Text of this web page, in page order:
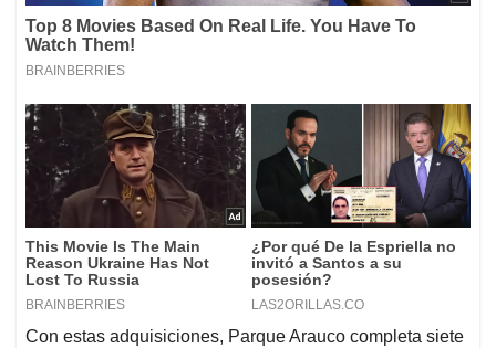
Con estas adquisiciones, Parque Arauco completa siete